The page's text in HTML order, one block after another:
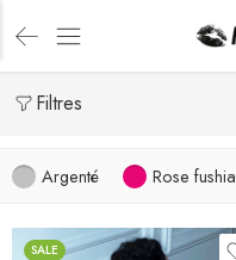
Filtres
Argenté Rose fushia
SALE